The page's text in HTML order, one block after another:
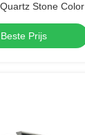
Stone Color
Equipment
Prijs